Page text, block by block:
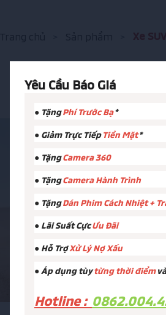
Xe SUV
Liên hệ0862 004 456
Yêu Cầu Báo GIá
● TặngPhí Trước Bạ*
● Giảm Trực TiếpTiền Mặt*
● TặngCamera 360
● TặngCamera Hành Trình
● TặngDán Phim Cách Nhiệt +
● Lãi Suất CựcƯu Đãi
● Hỗ TrợXử Lý Nợ Xấu
● Áp dụng tùytừng thời điểm
Hotline :